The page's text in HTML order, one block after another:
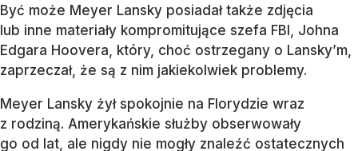
Być może Meyer Lansky posiadał także zdjęcia
lub inne materiały kompromitujące szefa FBI, Johna
Edgara Hoovera, który, choć ostrzegany o Lansky’m,
zaprzeczał, że są z nim jakiekolwiek problemy.
Meyer Lansky żył spokojnie na Florydzie wraz
z rodziną. Amerykańskie służby obserwowały
go od lat, ale nigdy nie mogły znaleźć ostatecznych